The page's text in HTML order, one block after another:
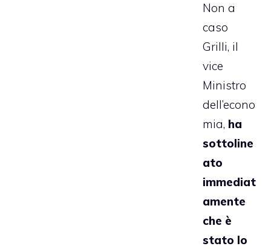
Non a
caso
Grilli, il
vice
Ministro
dell’econo
mia, ha
sottoline
ato
immediat
amente
che è
stato lo